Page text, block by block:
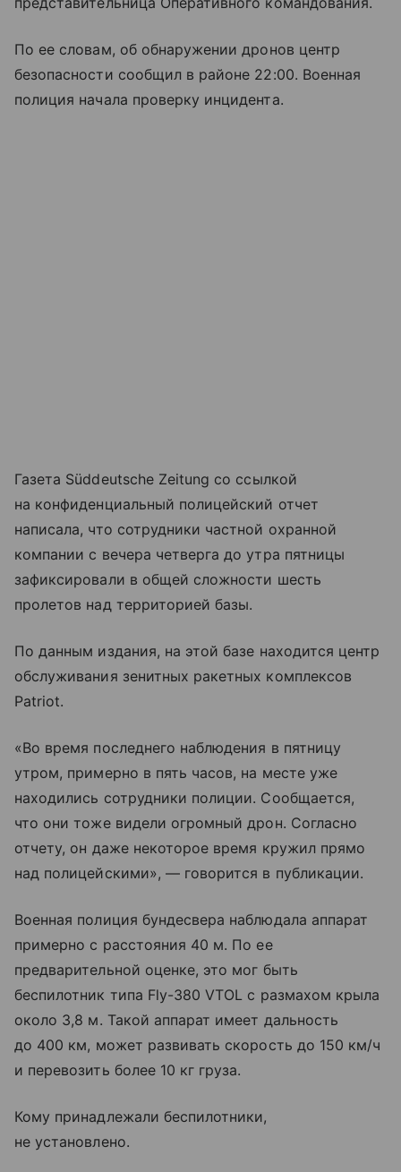
По ее словам, об обнаружении дронов центр
безопасности сообщил в районе 22:00. Военная
полиция начала проверку инцидента.
Газета Süddeutsche Zeitung со ссылкой
на конфиденциальный полицейский отчет
написала, что сотрудники частной охранной
компании с вечера четверга до утра пятницы
зафиксировали в общей сложности шесть
пролетов над территорией базы.
По данным издания, на этой базе находится центр
обслуживания зенитных ракетных комплексов
Patriot.
«Во время последнего наблюдения в пятницу
утром, примерно в пять часов, на месте уже
находились сотрудники полиции. Сообщается,
что они тоже видели огромный дрон. Согласно
отчету, он даже некоторое время кружил прямо
над полицейскими», — говорится в публикации.
Военная полиция бундесвера наблюдала аппарат
примерно с расстояния 40 м. По ее
предварительной оценке, это мог быть
беспилотник типа Fly-380 VTOL с размахом крыла
около 3,8 м. Такой аппарат имеет дальность
до 400 км, может развивать скорость до 150 км/ч
и перевозить более 10 кг груза.
Кому принадлежали беспилотники,
не установлено.